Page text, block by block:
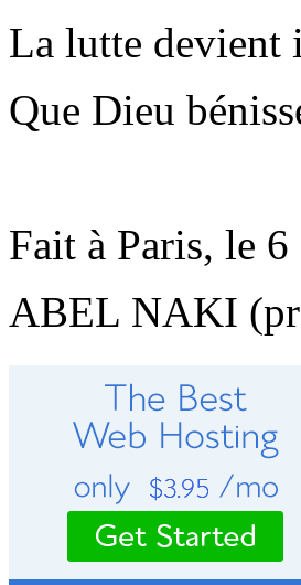
La lutte devient
Que Dieu
Fait à Paris, le
ABEL NAKI